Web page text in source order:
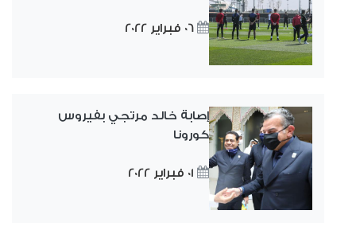
06 فبراير 2022
إصابة خالد مرتجي بفيروس
كورونا
01 فبراير 2022